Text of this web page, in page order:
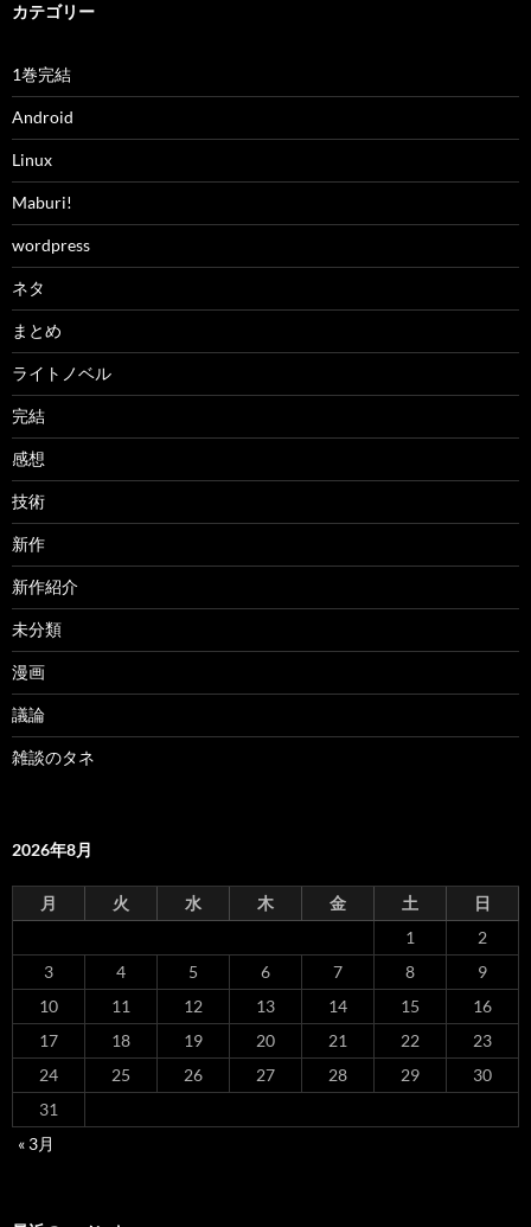
カテゴリー
1巻完結
Android
Linux
Maburi!
wordpress
ネタ
まとめ
ライトノベル
完結
感想
技術
新作
新作紹介
未分類
漫画
議論
雑談のタネ
2026年8月
月 火 水 木 金 土
日
1
2
3
4 5 6 7 8
9
10
11 12 13 14 15
16
17
18 19 20 21 22
23
24
25 26 27 28 29
30
31
« 3月